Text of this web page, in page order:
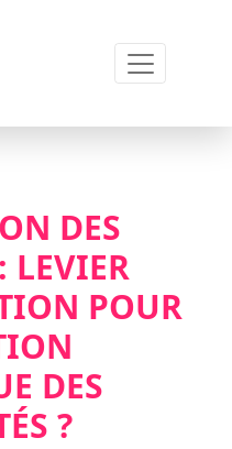
DES
LEVIER
POUR
DES
?